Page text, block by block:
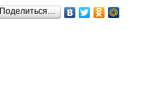
Поделиться…